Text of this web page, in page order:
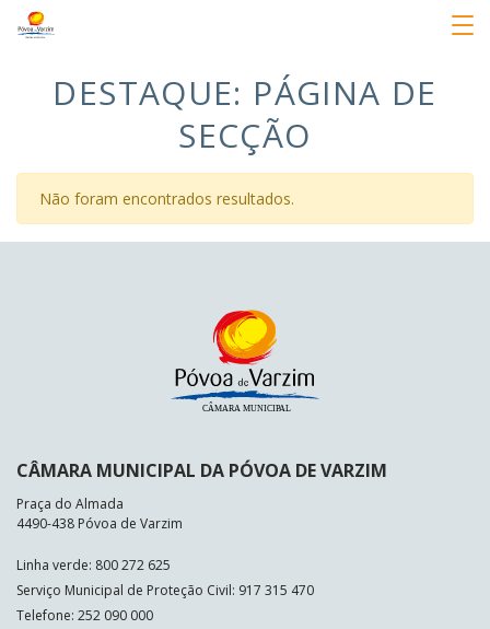
DESTAQUE: PÁGINA DE
SECÇÃO
Não foram encontrados resultados.
CÂMARA MUNICIPAL DA PÓVOA DE VARZIM
Praça do Almada
4490-438 Póvoa de Varzim
Linha verde: 800 272 625
Serviço Municipal de Proteção Civil: 917 315 470
Telefone: 252 090 000